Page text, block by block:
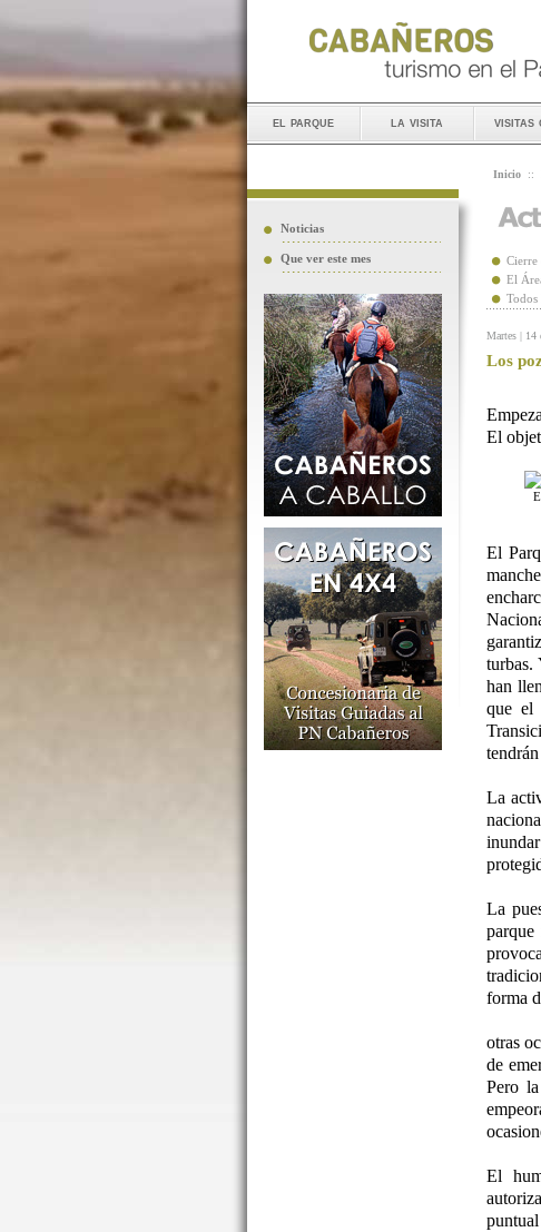
el parque la visita visitas
Noticias
Que ver este mes
Inicio ::
Cierre
El
Todos
Martes | 14
Los
El
El
turbas.
han
que el
La
La
forma
otras
de
Pero
El